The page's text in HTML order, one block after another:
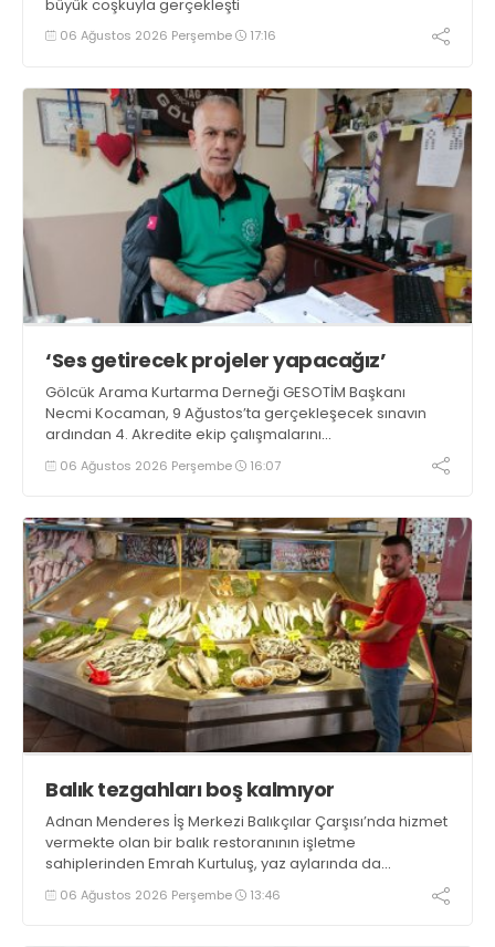
büyük coşkuyla gerçekleşti
06 Ağustos 2026 Perşembe 17:16
‘Ses getirecek projeler yapacağız’
Gölcük Arama Kurtarma Derneği GESOTİM Başkanı
Necmi Kocaman, 9 Ağustos’ta gerçekleşecek sınavın
ardından 4. Akredite ekip çalışmalarını
tamamlayacaklarını ifade ederek açıklamalarda
bulundu. Kocaman, “Gölcük’te ve Kocaeli genelinde ses
06 Ağustos 2026 Perşembe 16:07
Balık tezgahları boş kalmıyor
Adnan Menderes İş Merkezi Balıkçılar Çarşısı’nda hizmet
vermekte olan bir balık restoranının işletme
sahiplerinden Emrah Kurtuluş, yaz aylarında da
tezgahlarda taze balık bulunduğunu ifade ederek “Yıl
boyunca tezgahlarda taze balık bulmak mümkün
06 Ağustos 2026 Perşembe 13:46